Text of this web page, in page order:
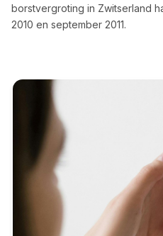
borstvergroting in Zwitserland
2010 en september 2011.